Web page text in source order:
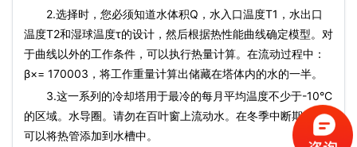
2.选择时，您必须知道水体积Q，水入口温度T1，水出口
温度T2和湿球温度τ的设计，然后根据热性能曲线确定模型。对
于曲线以外的工作条件，可以执行热量计算。在流动过程中：
β×= 170003，将工作重量计算出储藏在塔体内的水的一半。
3.这一系列的冷却塔用于最冷的每月平均温度不少于-10°C
的区域。水导圈。请勿在百叶窗上流动水。在冬季中断期间，
可以将热管添加到水槽中。